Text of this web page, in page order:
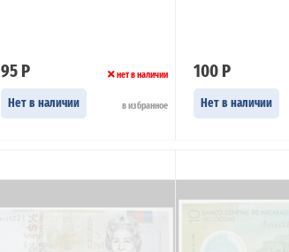
95 Р нет в наличии
Нет в наличии в избранное
100 Р
Нет в наличии